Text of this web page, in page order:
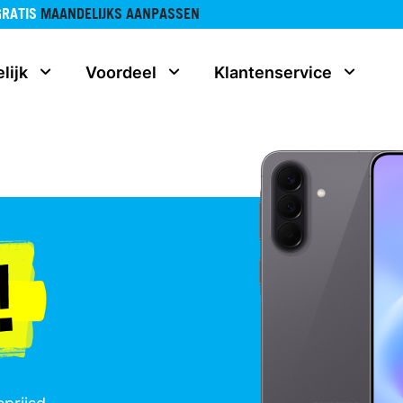
MAANDELIJKS AANPASSEN
Voordeel Klantenservice